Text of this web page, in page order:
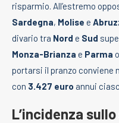
risparmio. All’estremo
Sardegna, Molise e
divario tra Nord e Sud
Monza-Brianza e Parma
portarsi il pranzo
con 3.427 euro annui
L’incidenza